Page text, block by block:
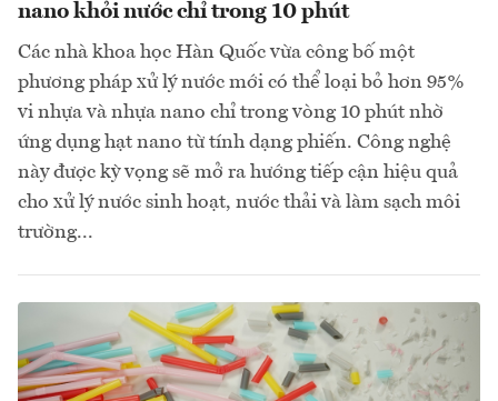
nano khỏi nước chỉ trong 10 phút
Các nhà khoa học Hàn Quốc vừa công bố một
phương pháp xử lý nước mới có thể loại bỏ hơn 95%
vi nhựa và nhựa nano chỉ trong vòng 10 phút nhờ
ứng dụng hạt nano từ tính dạng phiến. Công nghệ
này được kỳ vọng sẽ mở ra hướng tiếp cận hiệu quả
cho xử lý nước sinh hoạt, nước thải và làm sạch môi
trường...